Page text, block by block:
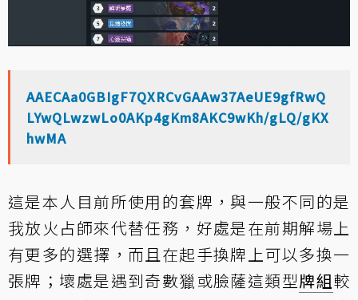
AAECAa0GBIgF7QXRCvGAAw37AeUE9gfRwQ
LYwQLwzwLo0AKp4gKm8AKC9wKh/gLQ/gKX
hwMA
這是本人目前所使用的套牌，與一般不同的是
我放火占師來代替任務，好處是在前期解場上
有更多的選擇，而且在起手換牌上可以多換一
張牌；壞處是遇到奇數獵或臉薩這類型牌組較